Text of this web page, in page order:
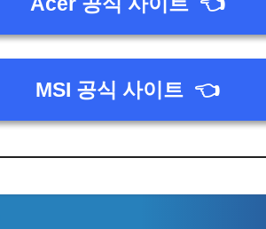
MSI 공식 사이트 👈